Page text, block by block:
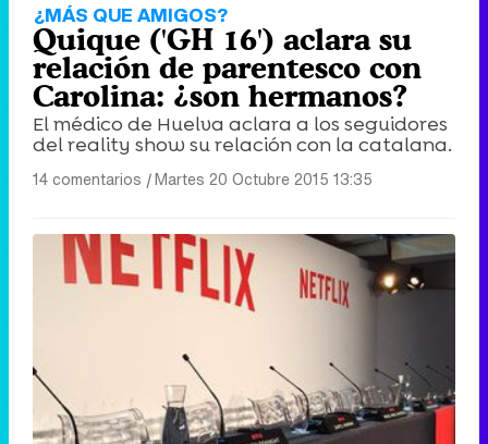
¿MÁS QUE AMIGOS?
Quique ('GH 16') aclara su
relación de parentesco con
Carolina: ¿son hermanos?
El médico de Huelva aclara a los seguidores
del reality show su relación con la catalana.
14 comentarios |Martes 20 Octubre 2015 13:35